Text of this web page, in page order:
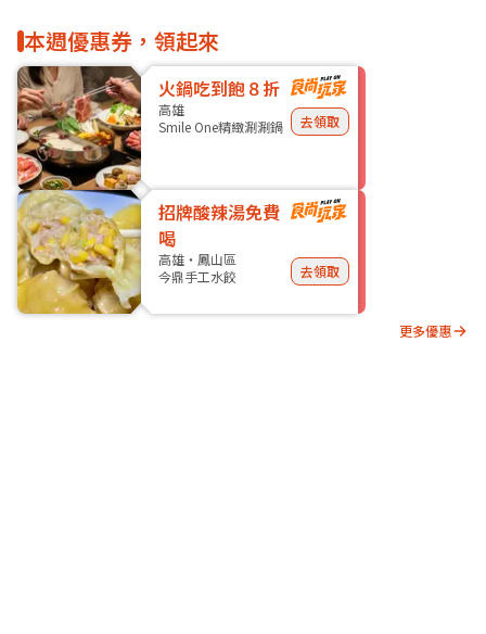
本週優惠券，領起來
火鍋吃到飽８折
高雄
Smile One精緻涮涮鍋
去領取
招牌酸辣湯免費
喝
高雄・鳳山區
今鼎手工水餃
去領取
更多優惠